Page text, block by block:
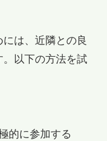
は、近隣との良
以下の方法を試
的に参加する